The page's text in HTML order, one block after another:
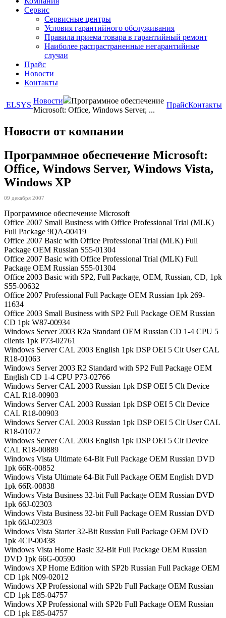
Сервис
Сервисные центры
Условия гарантийного обслуживания
Правила приема товара в гарантийный ремонт
Наиболее распрастраненные негарантийные
случаи
Прайс
Новости
Контакты
ELSYS Новости
Программное обеспечение
Microsoft: Office, Windows Server, ...
ПрайсКонтакты
Новости от компании
Программное обеспечение Microsoft:
Office, Windows Server, Windows Vista,
Windows XP
09 декабря 2007
Программное обеспечение Microsoft
Office 2007 Small Business with Office Professional Trial (MLK)
Full Package 9QA-00419
Office 2007 Basic with Office Professional Trial (MLK) Full
Package OEM Russian S55-01304
Office 2007 Basic with Office Professional Trial (MLK) Full
Package OEM Russian S55-01304
Office 2003 Basic with SP2, Full Package, OEM, Russian, CD, 1pk
S55-00632
Office 2007 Professional Full Package OEM Russian 1pk 269-
11634
Office 2003 Small Business with SP2 Full Package OEM Russian
CD 1pk W87-00934
Windows Server 2003 R2a Standard OEM Russian CD 1-4 CPU 5
clients 1pk P73-02761
Windows Server CAL 2003 English 1pk DSP OEI 5 Clt User CAL
R18-01063
Windows Server 2003 R2 Standard with SP2 Full Package OEM
English CD 1-4 CPU P73-02766
Windows Server CAL 2003 Russian 1pk DSP OEI 5 Clt Device
CAL R18-00903
Windows Server CAL 2003 Russian 1pk DSP OEI 5 Clt Device
CAL R18-00903
Windows Server CAL 2003 Russian 1pk DSP OEI 5 Clt User CAL
R18-01072
Windows Server CAL 2003 English 1pk DSP OEI 5 Clt Device
CAL R18-00889
Windows Vista Ultimate 64-Bit Full Package OEM Russian DVD
1pk 66R-00852
Windows Vista Ultimate 64-Bit Full Package OEM English DVD
1pk 66R-00838
Windows Vista Business 32-bit Full Package OEM Russian DVD
1pk 66J-02303
Windows Vista Business 32-bit Full Package OEM Russian DVD
1pk 66J-02303
Windows Vista Starter 32-Bit Russian Full Package OEM DVD
1pk 4CP-00438
Windows Vista Home Basic 32-Bit Full Package OEM Russian
DVD 1pk 66G-00590
Windows XP Home Edition with SP2b Russian Full Package OEM
CD 1pk N09-02012
Windows XP Professional with SP2b Full Package OEM Russian
CD 1pk E85-04757
Windows XP Professional with SP2b Full Package OEM Russian
CD 1pk E85-04757